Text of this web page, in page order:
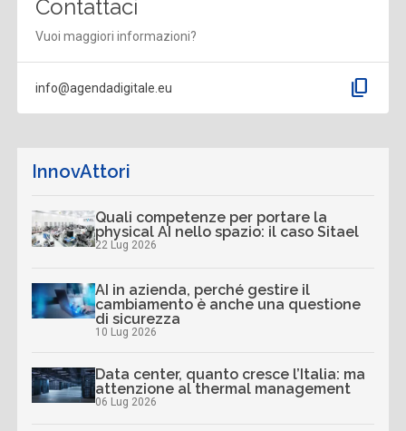
Contattaci
Vuoi maggiori informazioni?
info@agendadigitale.eu content_copy
InnovAttori
Quali competenze per portare la
physical AI nello spazio: il caso Sitael
22 Lug 2026
AI in azienda, perché gestire il
cambiamento è anche una questione
di sicurezza
10 Lug 2026
Data center, quanto cresce l’Italia: ma
attenzione al thermal management
06 Lug 2026